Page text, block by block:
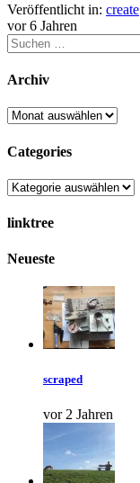
Veröffentlicht in: create
vor 6 Jahren
Suchen
nach:
Archiv
Archiv
Categories
Categories
linktree
Neueste
scraped
vor 2 Jahren